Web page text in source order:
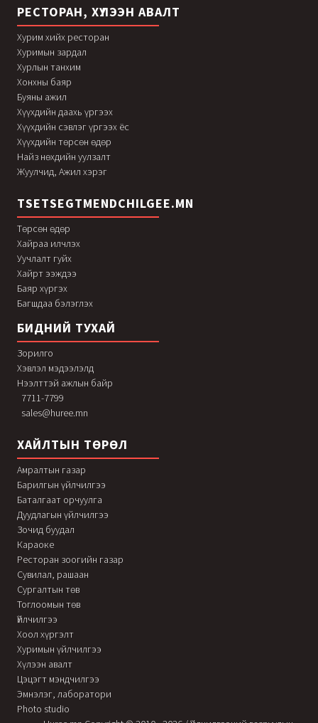
РЕСТОРАН, ХҮЛЭЭН АВАЛТ
Хурим хийх ресторан
Хуримын зардал
Хурлын танхим
Хонхны баяр
Буяны ажил
Хүүхдийн даахь үргээх
Хүүхдийн сэвлэг үргээх ёс
Хүүхдийн төрсөн өдөр
Найз нөхдийн уулзалт
Жуулчид, Ажил хэрэг
TSETSEGTMENDCHILGEE.MN
Төрсөн өдөр
Хайраа илчлэх
Уучлалт гуйх
Хайрт ээждээ
Баяр хүргэх
Багшдаа бэлэглэх
БИДНИЙ ТУХАЙ
Зорилго
Хэвлэл мэдээлэлд
Нээлттэй ажлын байр
7711-7799
sales@huree.mn
ХАЙЛТЫН ТӨРӨЛ
Амралтын газар
Барилгын үйлчилгээ
Баталгаат орчуулга
Дуудлагын үйлчилгээ
Зочид буудал
Караоке
Ресторан зоогийн газар
Сувилал, рашаан
Сургалтын төв
Тоглоомын төв
Үйлчилгээ
Хоол хүргэлт
Хуримын үйлчилгээ
Хүлээн авалт
Цэцэгт мэндчилгээ
Эмнэлэг, лаборатори
Photo studio